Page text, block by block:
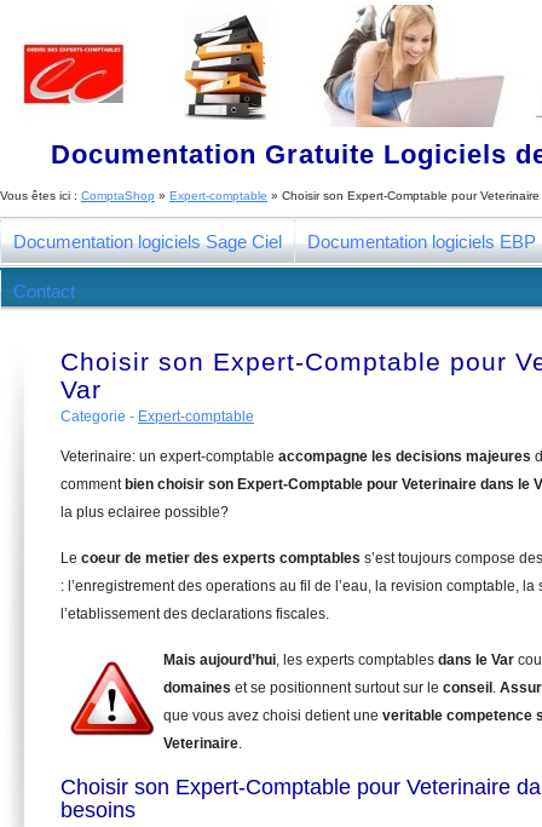
Documentation Gratuite Logiciels
Vous êtes ici : ComptaShop » Expert-comptable » Choisir son Expert-Comptable pour
Documentation logiciels Sage Ciel Documentation logiciels EBP
Contact
Choisir son Expert-Comptable pour
Var
Categorie - Expert-comptable
Veterinaire: un expert-comptable accompagne les decisions majeures
comment bien choisir son Expert-Comptable pour Veterinaire dans le
la plus eclairee possible?
Le coeur de metier des experts comptables s’est toujours compose
: l’enregistrement des operations au fil de l’eau, la revision comptable, la
l’etablissement des declarations fiscales.
Mais aujourd’hui, les experts comptables dans le Var
domaines et se positionnent surtout sur le conseil .
que vous avez choisi detient une veritable competence
Veterinaire.
Choisir son Expert-Comptable pour Veterinaire
besoins